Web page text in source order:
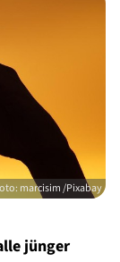
marcisim /Pixabay
jünger